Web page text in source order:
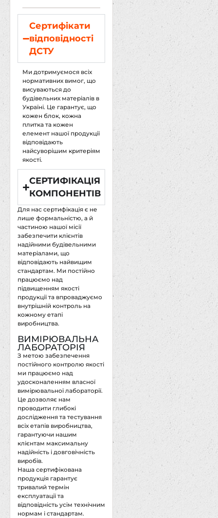
Сертифікати
відповідності
ДСТУ
Ми дотримуємося всіх
нормативних вимог, що
висуваються до
будівельних матеріалів в
Україні. Це гарантує, що
кожен блок, кожна
плитка та кожен
елемент нашої продукції
відповідають
найсуворішим критеріям
якості.
СЕРТИФІКАЦІЯ
КОМПОНЕНТІВ
Для нас сертифікація є не
лише формальністю, а й
частиною нашої місії
забезпечити клієнтів
надійними будівельними
матеріалами, що
відповідають найвищим
стандартам. Ми постійно
працюємо над
підвищенням якості
продукції та впроваджуємо
внутрішній контроль на
кожному етапі
виробництва.
ВИМІРЮВАЛЬНА
ЛАБОРАТОРІЯ
З метою забезпечення
постійного контролю якості
ми працюємо над
удосконаленням власної
вимірювальної лабораторії.
Це дозволяє нам
проводити глибокі
дослідження та тестування
всіх етапів виробництва,
гарантуючи нашим
клієнтам максимальну
надійність і довговічність
виробів.
Наша сертифікована
продукція гарантує
тривалий термін
експлуатації та
відповідність усім технічним
нормам і стандартам.